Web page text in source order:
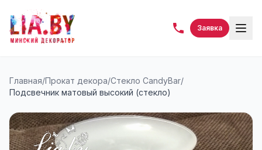
Заявка
Главная/Прокат декора/Стекло CandyBar/
Подсвечник матовый высокий (стекло)